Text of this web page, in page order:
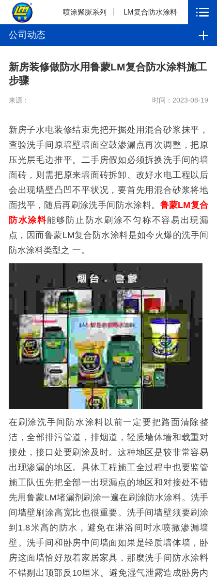
喷涂聚脲系列 LM复合防水涂料
公司动态
新房装修做防水用鲁蒙LM复合防水涂料施工
步骤
来源： 时间：2023-08-19
新房子水电装修结束先把开掘处用混合砂浆抹平，
查验洗手间原墙壁墙面空鼓渗漏点再次调整，把原
压光层毛边推平。二手房假如必须拆换洗手间的墙
面砖，则需把原来墙面砖拆卸、改好水电工程以后
会出现墙壁凸凹不平状况，要首先用混合砂浆将地
面找平，随后再刷涂洗手间防水涂料。 鲁蒙LM复合
防水涂料能够防止防水刷涂不匀称不容易出現漏
点，因而鲁蒙LM复合防水涂料是如今火爆的洗手间
防水涂料类型之 一。
在刷涂洗手间防水涂料以前一定要把路面清除整
洁，全部排污管道，排烟道，轻质墙体墙和载重对
接处，接口处要刷涂及时。这种地区是较非常容易
出现渗漏的地区。具体工程施工全过程中也要监管
施工队伍先把全部一出現漏点的地区和对接处不错
先用鲁蒙LM堵漏剂刷涂一遍在刷涂防水涂料。洗手
间墙壁刷涂高宽比也很重要。洗手间墙壁须要刷涂
到1.8米高的防水，避免在淋浴间时水喷撒渗漏墙
壁。洗手间和卧房中间墙面如果是轻质墙体墙，卧
房这面墙恰好放着家居家具，那麼洗手间防水涂料
不错剔出顶部反10厘米。避免湿气泄露造成卧房内